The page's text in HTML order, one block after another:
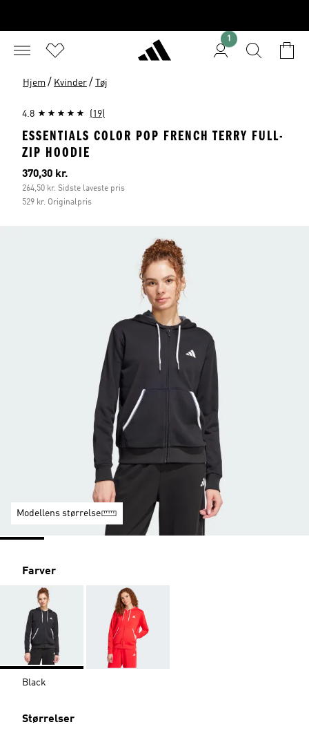
1
Hjem / Kvinder / Tøj
4.8 (19)
ESSENTIALS COLOR POP FRENCH TERRY FULL-
ZIP HOODIE
Nuværende pris
370,30 kr.
264,50 kr. Sidste laveste pris
529 kr. Originalpris
Modellens størrelse
Farver
Black
Størrelser